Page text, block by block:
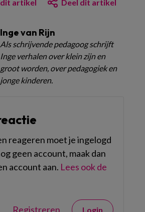
artikel Deel dit artikel
Inge van Rijn
Als schrijvende pedagoog schrijft
Inge verhalen over klein zijn en
groot worden, over pedagogiek en
jonge kinderen.
reageren moet je ingelogd
geen account, maak dan
account aan. Lees ook de
Registreren Login